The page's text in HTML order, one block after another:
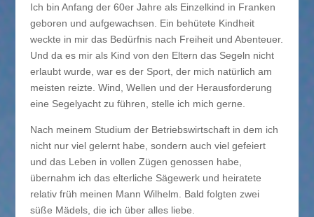
Ich bin Anfang der 60er Jahre als Einzelkind in Franken
geboren und aufgewachsen. Ein behütete Kindheit
weckte in mir das Bedürfnis nach Freiheit und Abenteuer.
Und da es mir als Kind von den Eltern das Segeln nicht
erlaubt wurde, war es der Sport, der mich natürlich am
meisten reizte. Wind, Wellen und der Herausforderung
eine Segelyacht zu führen, stelle ich mich gerne.
Nach meinem Studium der Betriebswirtschaft in dem ich
nicht nur viel gelernt habe, sondern auch viel gefeiert
und das Leben in vollen Zügen genossen habe,
übernahm ich das elterliche Sägewerk und heiratete
relativ früh meinen Mann Wilhelm. Bald folgten zwei
süße Mädels, die ich über alles liebe.